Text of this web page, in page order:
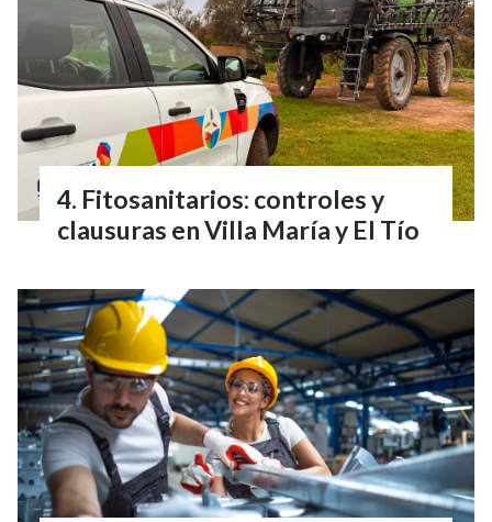
Fitosanitarios: controles y
clausuras en Villa María y El Tío